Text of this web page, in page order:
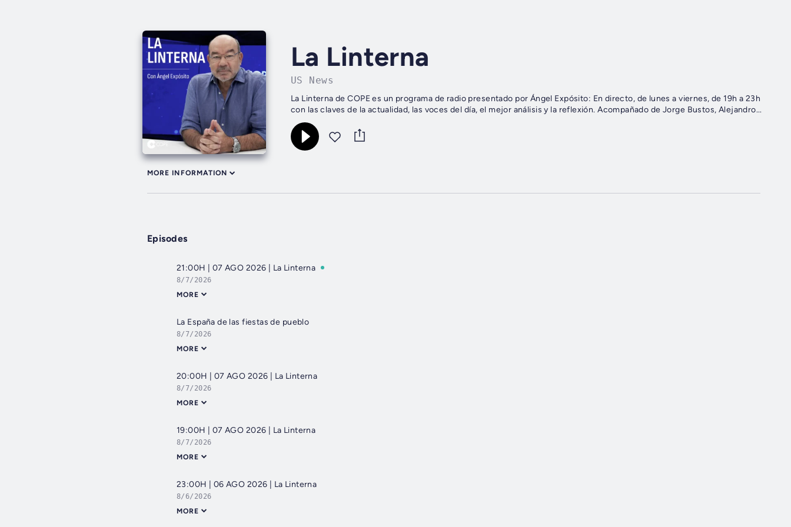
La Linterna
US News
La Linterna de COPE es un programa de radio presentado por Ángel Expósito: En directo, de lunes a viernes, de 19h a 23h
con las claves de la actualidad, las voces del día, el mejor análisis y la reflexión. Acompañado de Jorge Bustos, Alejandro...
MORE INFORMATION
Episodes
21:00H | 07 AGO 2026 | La Linterna
8/7/2026
MORE
La España de las fiestas de pueblo
8/7/2026
MORE
20:00H | 07 AGO 2026 | La Linterna
8/7/2026
MORE
19:00H | 07 AGO 2026 | La Linterna
8/7/2026
MORE
23:00H | 06 AGO 2026 | La Linterna
8/6/2026
MORE